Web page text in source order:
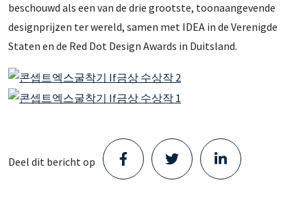
beschouwd als een van de drie grootste, toonaangevende
designprijzen ter wereld, samen met IDEA in de Verenigde
Staten en de Red Dot Design Awards in Duitsland.
Deel dit bericht op